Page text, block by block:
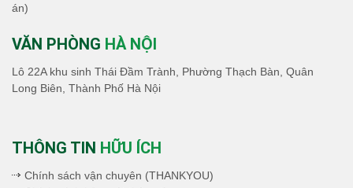
án)
VĂN PHÒNG HÀ NỘI
Lô 22A khu sinh Thái Đầm Trành, Phường Thạch Bàn, Quân
Long Biên, Thành Phố Hà Nội
THÔNG TIN HỮU ÍCH
Chính sách vận chuyên (THANKYOU)